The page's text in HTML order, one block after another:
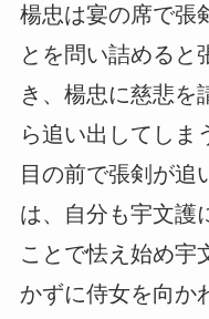
楊忠は宴の席で張
とを問い詰めると
き、楊忠に慈悲を
ら追い出してしま
目の前で張剣が追
は、自分も宇文護
ことで怯え始め宇
かずに侍女を向か